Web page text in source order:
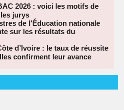
2026 : voici les motifs de
jurys
de l’Éducation nationale
sur les résultats du
d’Ivoire : le taux de réussite
confirment leur avance